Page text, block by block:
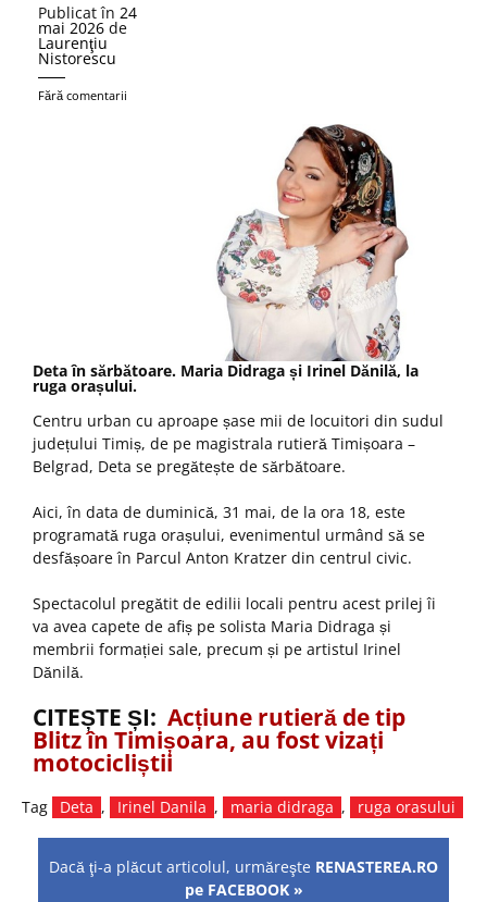
Publicat în 24
mai 2026 de
Laurenţiu
Nistorescu
Fără comentarii
Deta în sărbătoare. Maria Didraga și Irinel Dănilă, la
ruga orașului.
Centru urban cu aproape șase mii de locuitori din sudul
județului Timiș, de pe magistrala rutieră Timișoara –
Belgrad, Deta se pregătește de sărbătoare.
Aici, în data de duminică, 31 mai, de la ora 18, este
programată ruga orașului, evenimentul urmând să se
desfășoare în Parcul Anton Kratzer din centrul civic.
Spectacolul pregătit de edilii locali pentru acest prilej îi
va avea capete de afiș pe solista Maria Didraga și
membrii formației sale, precum și pe artistul Irinel
Dănilă.
CITEȘTE ȘI: Acțiune rutieră de tip
Blitz în Timișoara, au fost vizați
motocicliștii
Tag Deta , Irinel Danila , maria didraga , ruga orasului
Dacă ţi-a plăcut articolul, urmăreşte RENASTEREA.RO
pe FACEBOOK »